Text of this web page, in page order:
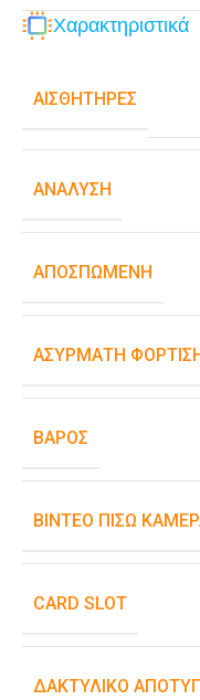
Χαρακτηριστικά
ΑΙΣΘΗΤΉΡΕΣ
ΑΝΆΛΥΣΗ
ΑΠΟΣΠΏΜΕΝΗ
ΑΣΎΡΜΑΤΗ
ΒΆΡΟΣ
ΒΊΝΤΕΟ ΠΊΣΩ
CARD SLOT
ΔΑΚΤΥΛΙΚΌ